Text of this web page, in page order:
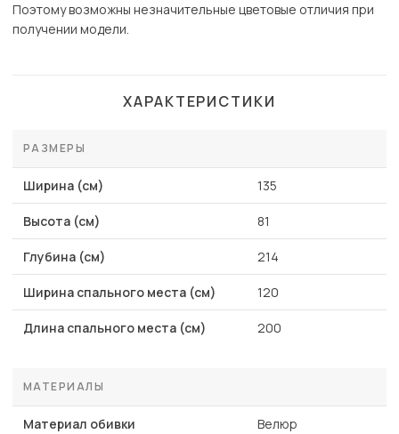
Поэтому возможны незначительные цветовые отличия при
получении модели.
ХАРАКТЕРИСТИКИ
РАЗМЕРЫ
Ширина (см) 135
Высота (см) 81
Глубина (см) 214
Ширина спального места (см) 120
Длина спального места (см) 200
МАТЕРИАЛЫ
Материал обивки Велюр